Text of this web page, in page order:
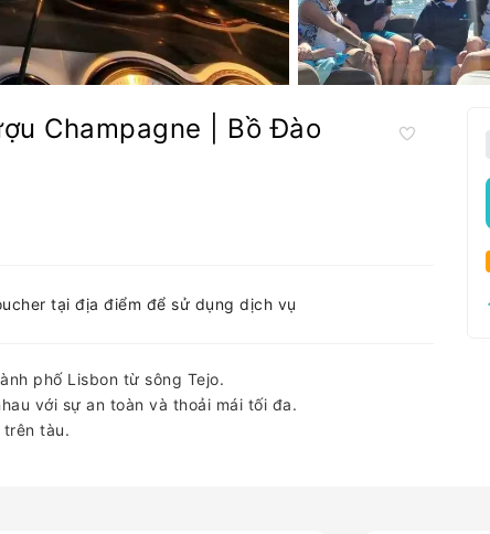
Champagne | Bồ Đào
tại địa điểm để sử dụng dịch vụ
phố Lisbon từ sông Tejo.
với sự an toàn và thoải mái tối đa.
trên tàu.